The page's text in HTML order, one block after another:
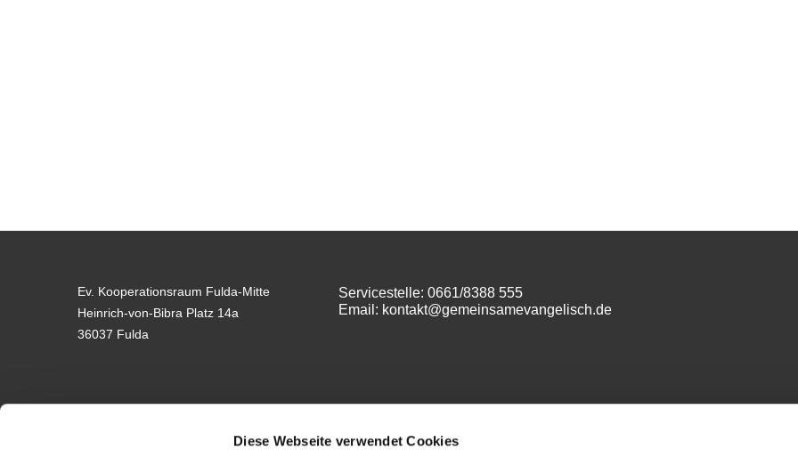
Diese Webseite verwendet Cookies
Ev. Kooperationsraum Fulda-Mitte
Heinrich-von-Bibra Platz 14a
36037 Fulda
Servicestelle: 0661/8388 555
Email: kontakt@gemeinsamevangelisch.dem